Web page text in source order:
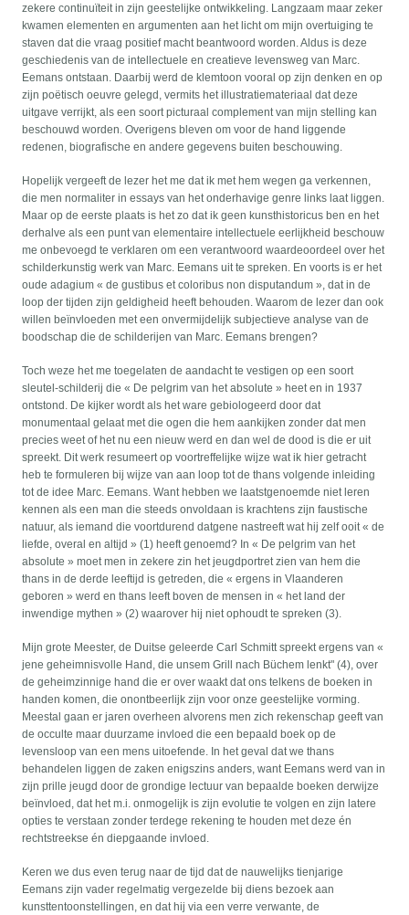
zekere continuïteit in zijn geestelijke ontwikkeling. Langzaam maar zeker
kwamen elementen en argumenten aan het licht om mijn overtuiging te
staven dat die vraag positief macht beantwoord worden. Aldus is deze
geschiedenis van de intellectuele en creatieve levensweg van Marc.
Eemans ontstaan. Daarbij werd de klemtoon vooral op zijn denken en op
zijn poëtisch oeuvre gelegd, vermits het illustratiemateriaal dat deze
uitgave verrijkt, als een soort picturaal complement van mijn stelling kan
beschouwd worden. Overigens bleven om voor de hand liggende
redenen, biografische en andere gegevens buiten beschouwing.
Hopelijk vergeeft de lezer het me dat ik met hem wegen ga verkennen,
die men normaliter in essays van het onderhavige genre links laat liggen.
Maar op de eerste plaats is het zo dat ik geen kunsthistoricus ben en het
derhalve als een punt van elementaire intellectuele eerlijkheid beschouw
me onbevoegd te verklaren om een verantwoord waardeoordeel over het
schilderkunstig werk van Marc. Eemans uit te spreken. En voorts is er het
oude adagium « de gustibus et coloribus non disputandum », dat in de
loop der tijden zijn geldigheid heeft behouden. Waarom de lezer dan ook
willen beïnvloeden met een onvermijdelijk subjectieve analyse van de
boodschap die de schilderijen van Marc. Eemans brengen?
Toch weze het me toegelaten de aandacht te vestigen op een soort
sleutel-schilderij die « De pelgrim van het absolute » heet en in 1937
ontstond. De kijker wordt als het ware gebiologeerd door dat
monumentaal gelaat met die ogen die hem aankijken zonder dat men
precies weet of het nu een nieuw werd en dan wel de dood is die er uit
spreekt. Dit werk resumeert op voortreffelijke wijze wat ik hier getracht
heb te formuleren bij wijze van aan loop tot de thans volgende inleiding
tot de idee Marc. Eemans. Want hebben we laatstgenoemde niet leren
kennen als een man die steeds onvoldaan is krachtens zijn faustische
natuur, als iemand die voortdurend datgene nastreeft wat hij zelf ooit « de
liefde, overal en altijd » (1) heeft genoemd? In « De pelgrim van het
absolute » moet men in zekere zin het jeugdportret zien van hem die
thans in de derde leeftijd is getreden, die « ergens in Vlaanderen
geboren » werd en thans leeft boven de mensen in « het land der
inwendige mythen » (2) waarover hij niet ophoudt te spreken (3).
Mijn grote Meester, de Duitse geleerde Carl Schmitt spreekt ergens van «
jene geheimnisvolle Hand, die unsem Grill nach Büchem lenkt" (4), over
de geheimzinnige hand die er over waakt dat ons telkens de boeken in
handen komen, die onontbeerlijk zijn voor onze geestelijke vorming.
Meestal gaan er jaren overheen alvorens men zich rekenschap geeft van
de occulte maar duurzame invloed die een bepaald boek op de
levensloop van een mens uitoefende. In het geval dat we thans
behandelen liggen de zaken enigszins anders, want Eemans werd van in
zijn prille jeugd door de grondige lectuur van bepaalde boeken derwijze
beïnvloed, dat het m.i. onmogelijk is zijn evolutie te volgen en zijn latere
opties te verstaan zonder terdege rekening te houden met deze én
rechtstreekse én diepgaande invloed.
Keren we dus even terug naar de tijd dat de nauwelijks tienjarige
Eemans zijn vader regelmatig vergezelde bij diens bezoek aan
kunsttentoonstellingen, en dat hij via een verre verwante, de